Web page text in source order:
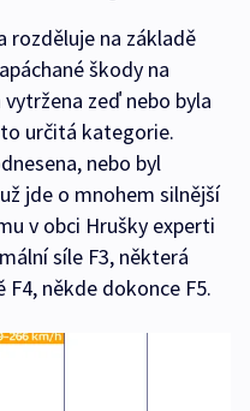
rozděluje na základě
škody na
zeď nebo byla
určitá kategorie.
nebo byl
jde o mnohem silnější
v obci Hrušky experti
síle F3, některá
někde dokonce F5.